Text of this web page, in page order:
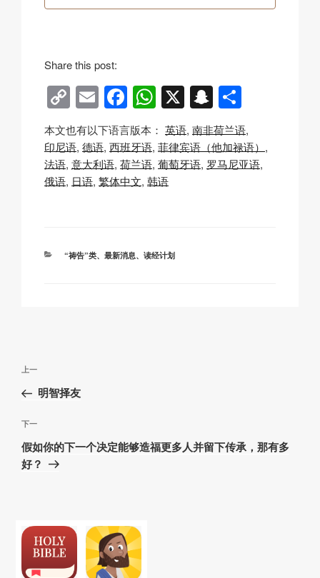
Share this post:
C
o
p
y
Li
E
m
ail
F
a
c
e
b
k
W
h
at
s
A
X S
n
a
p
享
本文也有以下语言版本： 英语 南非荷兰语
印尼语 德语 西班牙语 菲律宾语（他加禄语）
法语 意大利语 荷兰语 葡萄牙语 罗马尼亚语
俄语 日语 繁体中文 韩语
分
“祷告”类、 最新消息、 读经计划
文
导
航
上
一
文
章
上一
明智择友
下
一
篇
下一
假如你的下一个决定能够造福更多人并留下传承，那有多
好？